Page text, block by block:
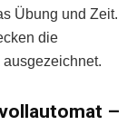
Übung und Zeit.
die
–